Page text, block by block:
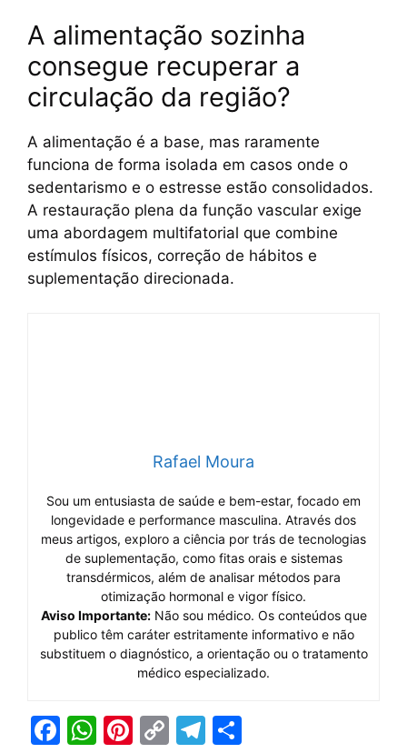
A alimentação sozinha
consegue recuperar a
circulação da região?
A alimentação é a base, mas raramente
funciona de forma isolada em casos onde o
sedentarismo e o estresse estão consolidados.
A restauração plena da função vascular exige
uma abordagem multifatorial que combine
estímulos físicos, correção de hábitos e
suplementação direcionada.
Rafael Moura
Sou um entusiasta de saúde e bem-estar, focado em
longevidade e performance masculina. Através dos
meus artigos, exploro a ciência por trás de tecnologias
de suplementação, como fitas orais e sistemas
transdérmicos, além de analisar métodos para
otimização hormonal e vigor físico.
Aviso Importante:Não sou médico. Os conteúdos que
publico têm caráter estritamente informativo e não
substituem o diagnóstico, a orientação ou o tratamento
médico especializado.
F
W Pi C
T